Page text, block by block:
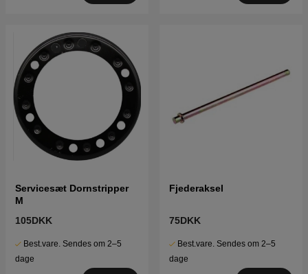
Servicesæt Dornstripper
M
105DKK
Best.vare. Sendes om 2–5
dage
Fjederaksel
75DKK
Best.vare. Sendes om 2–5
dage